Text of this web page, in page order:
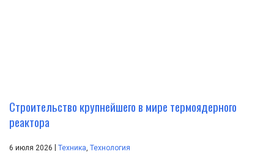
Строительство крупнейшего в мире термоядерного
реактора
6 июля 2026 | Техника Технология